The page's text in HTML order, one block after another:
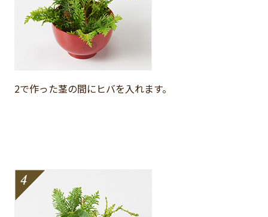
2で作った茎の間にヒバを入れます。